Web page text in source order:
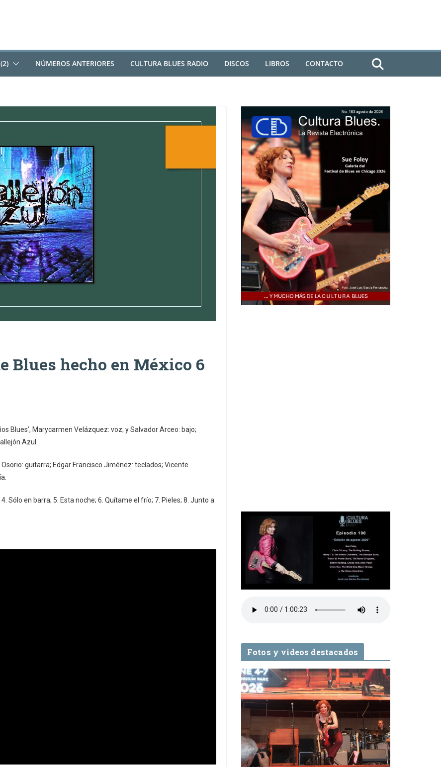
NÚMEROS ANTERIORES CULTURA BLUES RADIO DISCOS LIBROS CONTACTO
Blues hecho en México 6
Blues’, Marycarmen Velázquez: voz; y Salvador Arceo: bajo;
Azul.
guitarra; Edgar Francisco Jiménez: teclados; Vicente
Sólo en barra; 5. Esta noche; 6. Quítame el frío; 7. Pieles; 8. Junto a
Fotos y videos destacados